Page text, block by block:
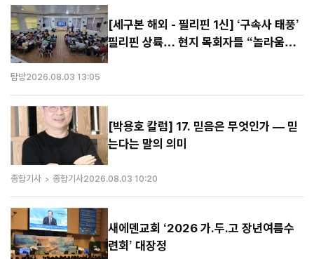
현장을 경험하게 된다. 서포터즈는 발대식 이후 라오스 해외봉사를 위한
사전 준비 활동에 본격적으로 참여한다. 현지 아동의 상황과 필요를 고
려한 봉사 프로그램을 함께 기획하고, 팀별 활동을 준비하며 해외봉사의
완성도를 높이는 데 힘을 보탤 계획이다. 이와 함께 블...
[세구본 해외 - 필리핀 1신] ‘구속사 태풍’
필리핀 상륙… 현지 목회자들 “놀라움을
탐방2026.08.03 13:05
[박용호 칼럼] 17. 믿음은 무엇인가 — 믿
는다는 말의 의미
종합기사 종합기사2026.08.03 10:20
새에덴교회 ‘2026 가.두.고 장년여름수
련회’ 대장정